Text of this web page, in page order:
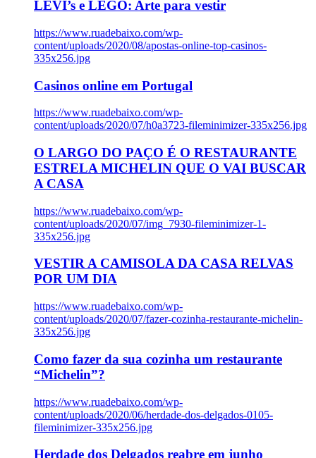
LEVI’s e LEGO: Arte para vestir
https://www.ruadebaixo.com/wp-
content/uploads/2020/08/apostas-online-top-casinos-
335x256.jpg
Casinos online em Portugal
https://www.ruadebaixo.com/wp-
content/uploads/2020/07/h0a3723-fileminimizer-335x256.jpg
O LARGO DO PAÇO É O RESTAURANTE
ESTRELA MICHELIN QUE O VAI BUSCAR
A CASA
https://www.ruadebaixo.com/wp-
content/uploads/2020/07/img_7930-fileminimizer-1-
335x256.jpg
VESTIR A CAMISOLA DA CASA RELVAS
POR UM DIA
https://www.ruadebaixo.com/wp-
content/uploads/2020/07/fazer-cozinha-restaurante-michelin-
335x256.jpg
Como fazer da sua cozinha um restaurante
“Michelin”?
https://www.ruadebaixo.com/wp-
content/uploads/2020/06/herdade-dos-delgados-0105-
fileminimizer-335x256.jpg
Herdade dos Delgados reabre em junho